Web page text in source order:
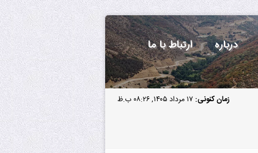
درباره ارتباط با ما
زمان کنونی: ۱۷ مرداد ۱۴۰۵, ۰۸:۲۶ ب.ظ